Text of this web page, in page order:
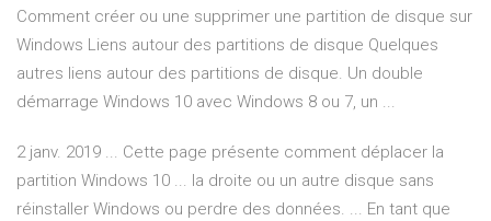
Comment créer ou une supprimer une partition de disque sur
Windows Liens autour des partitions de disque Quelques
autres liens autour des partitions de disque. Un double
démarrage Windows 10 avec Windows 8 ou 7, un ...
2 janv. 2019 ... Cette page présente comment déplacer la
partition Windows 10 ... la droite ou un autre disque sans
réinstaller Windows ou perdre des données. ... En tant que